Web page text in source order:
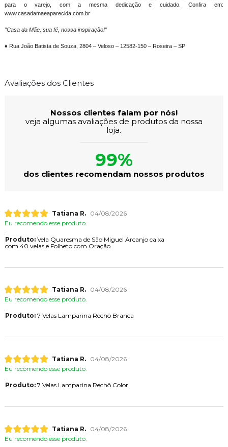
para o varejo, com a mesma dedicação e cuidado. Confira em:
www.casadamaeaparecida.com.br
"Casa da Mãe, sua fé, nossa inspiração!"
♦ Rua João Batista de Souza, 2804 – Veloso – 12582-150 – Roseira – SP
Avaliações dos Clientes
Nossos clientes falam por nós!
veja algumas avaliações de produtos da nossa
loja.
99%
dos clientes recomendam nossos produtos
Tatiana R.
04/08/2026
Eu recomendo esse produto.
Produto:Vela Quaresma de São Miguel Arcanjo caixa
com 40 velas e Folheto com Oração
Tatiana R.
04/08/2026
Eu recomendo esse produto.
Produto:7 Velas Lamparina Rechô Branca
Tatiana R.
04/08/2026
Eu recomendo esse produto.
Produto:7 Velas Lamparina Rechô Color
Tatiana R.
04/08/2026
Eu recomendo esse produto.